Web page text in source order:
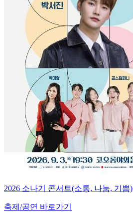
2026 소나기 콘서트(소통, 나눔, 기쁨)
축제/공연 바로가기